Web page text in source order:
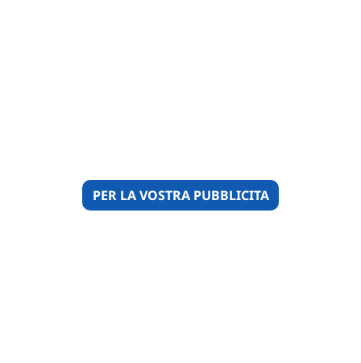
PER LA VOSTRA PUBBLICITA